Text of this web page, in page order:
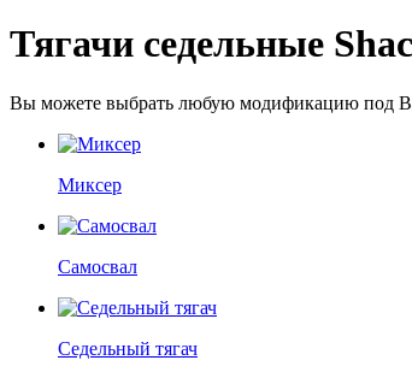
Тягачи седельные
Вы можете выбрать любую модификацию под
Миксер
Самосвал
Седельный тягач